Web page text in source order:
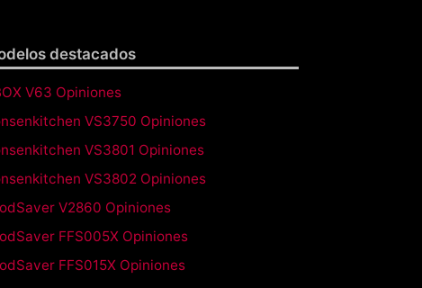
destacados
V63 Opiniones
VS3750 Opiniones
VS3801 Opiniones
VS3802 Opiniones
V2860 Opiniones
FFS005X Opiniones
FFS015X Opiniones